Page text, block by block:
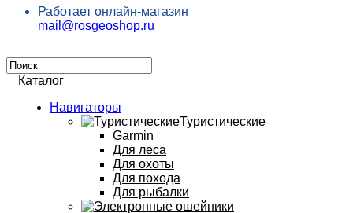
Работает онлайн-магазин
mail@rosgeoshop.ru
Каталог
Навигаторы
Туристические
Garmin
Для леса
Для охоты
Для похода
Для рыбалки